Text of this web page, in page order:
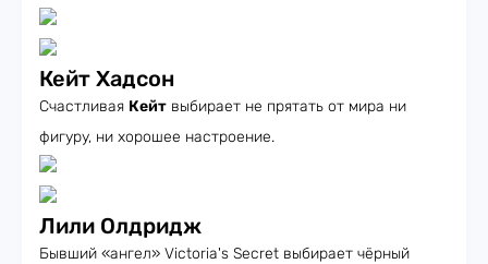
Кейт Хадсон
Счастливая Кейт выбирает не прятать от мира ни
фигуру, ни хорошее настроение.
Лили Олдридж
Бывший «ангел» Victoria's Secret выбирает чёрный